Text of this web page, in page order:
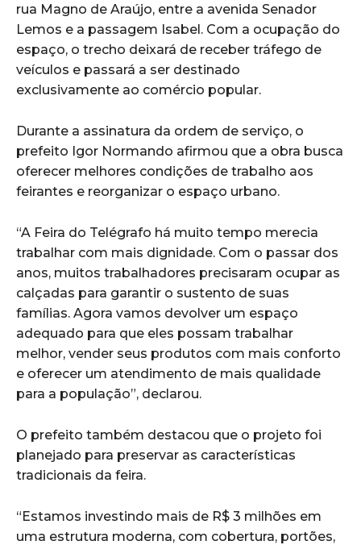
rua Magno de Araújo, entre a avenida Senador
Lemos e a passagem Isabel. Com a ocupação do
espaço, o trecho deixará de receber tráfego de
veículos e passará a ser destinado
exclusivamente ao comércio popular.
Durante a assinatura da ordem de serviço, o
prefeito Igor Normando afirmou que a obra busca
oferecer melhores condições de trabalho aos
feirantes e reorganizar o espaço urbano.
“A Feira do Telégrafo há muito tempo merecia
trabalhar com mais dignidade. Com o passar dos
anos, muitos trabalhadores precisaram ocupar as
calçadas para garantir o sustento de suas
famílias. Agora vamos devolver um espaço
adequado para que eles possam trabalhar
melhor, vender seus produtos com mais conforto
e oferecer um atendimento de mais qualidade
para a população”, declarou.
O prefeito também destacou que o projeto foi
planejado para preservar as características
tradicionais da feira.
“Estamos investindo mais de R$ 3 milhões em
uma estrutura moderna, com cobertura, portões,